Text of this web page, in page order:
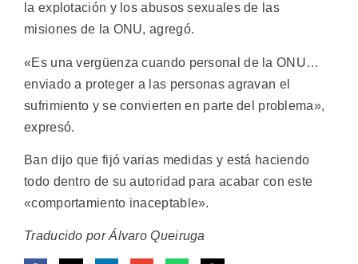
la explotación y los abusos sexuales de las
misiones de la ONU, agregó.
«Es una vergüenza cuando personal de la ONU…
enviado a proteger a las personas agravan el
sufrimiento y se convierten en parte del problema»,
expresó.
Ban dijo que fijó varias medidas y está haciendo
todo dentro de su autoridad para acabar con este
«comportamiento inaceptable».
Traducido por Álvaro Queiruga